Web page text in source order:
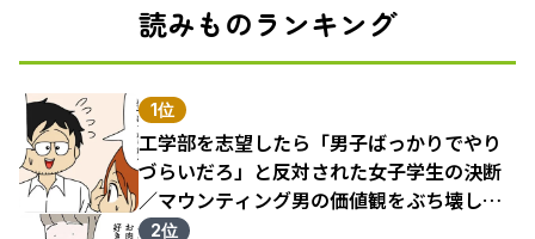
読みものランキング
1位
工学部を志望したら「男子ばっかりでやり
づらいだろ」と反対された女子学生の決断
／マウンティング男の価値観をぶち壊した
結果（1）
2位